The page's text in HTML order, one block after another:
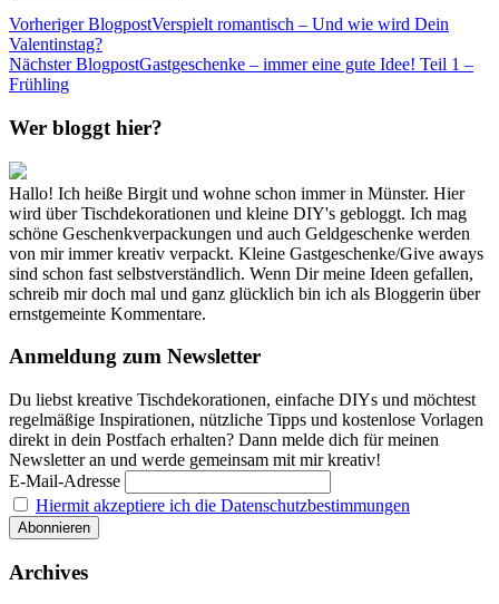
Vorheriger BlogpostVerspielt romantisch – Und wie wird Dein
Valentinstag?
Nächster BlogpostGastgeschenke – immer eine gute Idee! Teil 1 –
Frühling
Wer bloggt hier?
Hallo! Ich heiße Birgit und wohne schon immer in Münster. Hier
wird über Tischdekorationen und kleine DIY's gebloggt. Ich mag
schöne Geschenkverpackungen und auch Geldgeschenke werden
von mir immer kreativ verpackt. Kleine Gastgeschenke/Give aways
sind schon fast selbstverständlich. Wenn Dir meine Ideen gefallen,
schreib mir doch mal und ganz glücklich bin ich als Bloggerin über
ernstgemeinte Kommentare.
Anmeldung zum Newsletter
Du liebst kreative Tischdekorationen, einfache DIYs und möchtest
regelmäßige Inspirationen, nützliche Tipps und kostenlose Vorlagen
direkt in dein Postfach erhalten? Dann melde dich für meinen
Newsletter an und werde gemeinsam mit mir kreativ!
E-Mail-Adresse
Hiermit akzeptiere ich die Datenschutzbestimmungen
Archives